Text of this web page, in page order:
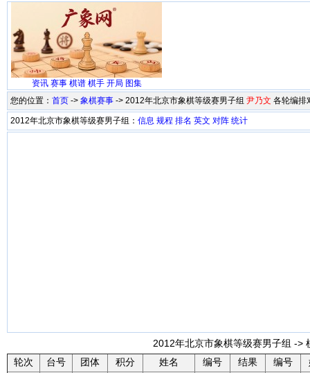
资讯 赛事 棋谱 棋手 开局 图集
您的位置： 首页 -> 象棋赛事 -> 2012年北京市象棋等级赛男子组 尹乃文 各轮编排
2012年北京市象棋等级赛男子组： 信息 规程 排名 英文 对阵 统计
2012年北京市象棋等级赛男子组 ->
轮次
台号 团体 积分 姓名 编号 结果 编号